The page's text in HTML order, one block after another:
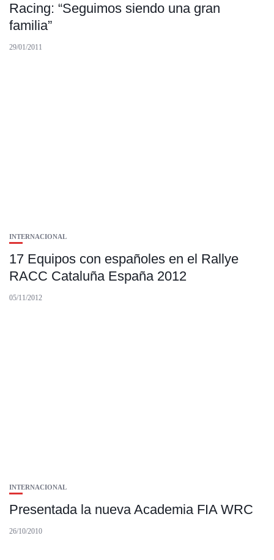
Racing: “Seguimos siendo una gran
familia”
29/01/2011
INTERNACIONAL
17 Equipos con españoles en el Rallye
RACC Cataluña España 2012
05/11/2012
INTERNACIONAL
Presentada la nueva Academia FIA WRC
26/10/2010